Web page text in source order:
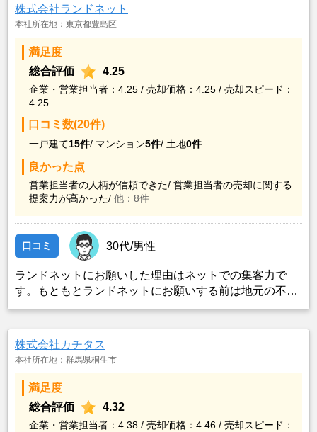
株式会社ランドネット
本社所在地：東京都豊島区
満足度
総合評価
4.25
企業・営業担当者：4.25 / 売却価格：4.25 / 売却スピード：
4.25
口コミ数(20件)
一戸建て15件/ マンション5件/ 土地0件
良かった点
営業担当者の人柄が信頼できた/ 営業担当者の売却に関する
提案力が高かった/ 他：8件
口コミ 30代/男性
ランドネットにお願いした理由はネットでの集客力で
す。もともとランドネットにお願いする前は地元の不動
動産屋では取り扱ってもらえませんでした。そこでそれ
までに取引があり、全国対応しているランドネットにお
株式会社カチタス
本社所在地：群馬県桐生市
満足度
総合評価
4.32
企業・営業担当者：4.38 / 売却価格：4.46 / 売却スピード：